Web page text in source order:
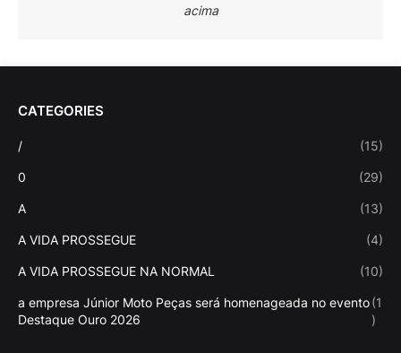
acima
CATEGORIES
/ (15)
0 (29)
A (13)
A VIDA PROSSEGUE (4)
A VIDA PROSSEGUE NA NORMAL (10)
a empresa Júnior Moto Peças será homenageada no evento
Destaque Ouro 2026
(1
)